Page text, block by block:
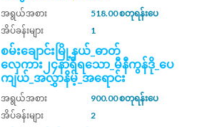
အရွယ်အစား
518.00 စတုရန်းပေ
အိပ်ခန်းများ
1
စမ်းချောင်းမြို့နယ်_ဓာတ်
လှေကား၂၄နာရီရသော_မီနီကွန်ဒို_ပေ
ကျယ်_အလွှာနိမ့်_အရောင်း
အရွယ်အစား
900.00 စတုရန်းပေ
အိပ်ခန်းများ
2